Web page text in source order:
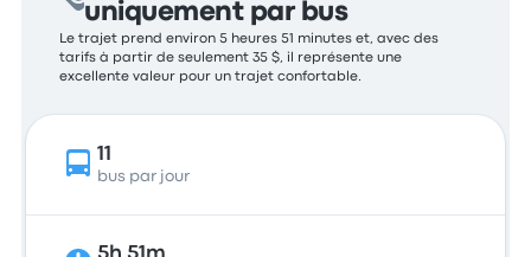
uniquement par bus
Le trajet prend environ 5 heures 51 minutes et, avec des
tarifs à partir de seulement 35 $, il représente une
excellente valeur pour un trajet confortable.
11
bus par jour